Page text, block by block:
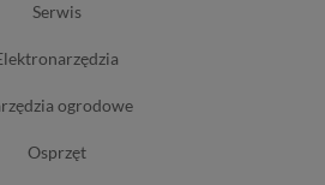
serwis
elektronarzędzia
ogrodowe
osprzęt